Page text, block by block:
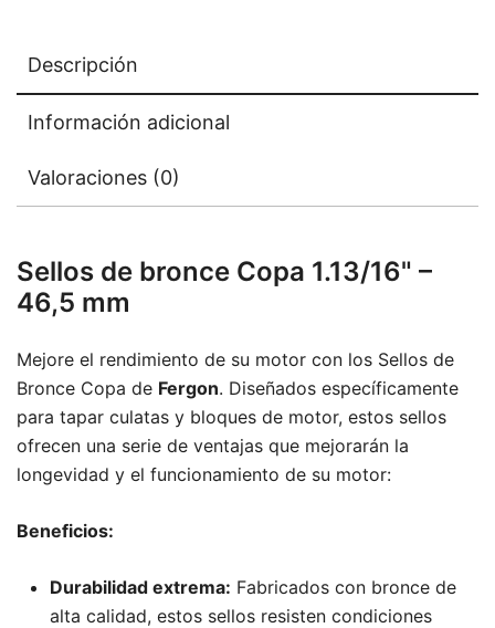
Descripción
Información adicional
Valoraciones (0)
Sellos de bronce Copa 1.13/16" –
46,5 mm
Mejore el rendimiento de su motor con los Sellos de
Bronce Copa de Fergon. Diseñados específicamente
para tapar culatas y bloques de motor, estos sellos
ofrecen una serie de ventajas que mejorarán la
longevidad y el funcionamiento de su motor:
Beneficios:
Durabilidad extrema: Fabricados con bronce de
alta calidad, estos sellos resisten condiciones